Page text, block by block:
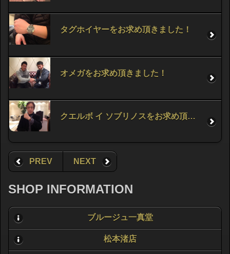
タグホイヤーをお求め頂きました！
オメガをお求め頂きました！
クエルボ イ ソブリノスをお求め頂きました！
PREV NEXT
SHOP INFORMATION
ブルージュ一真堂
松本渚店